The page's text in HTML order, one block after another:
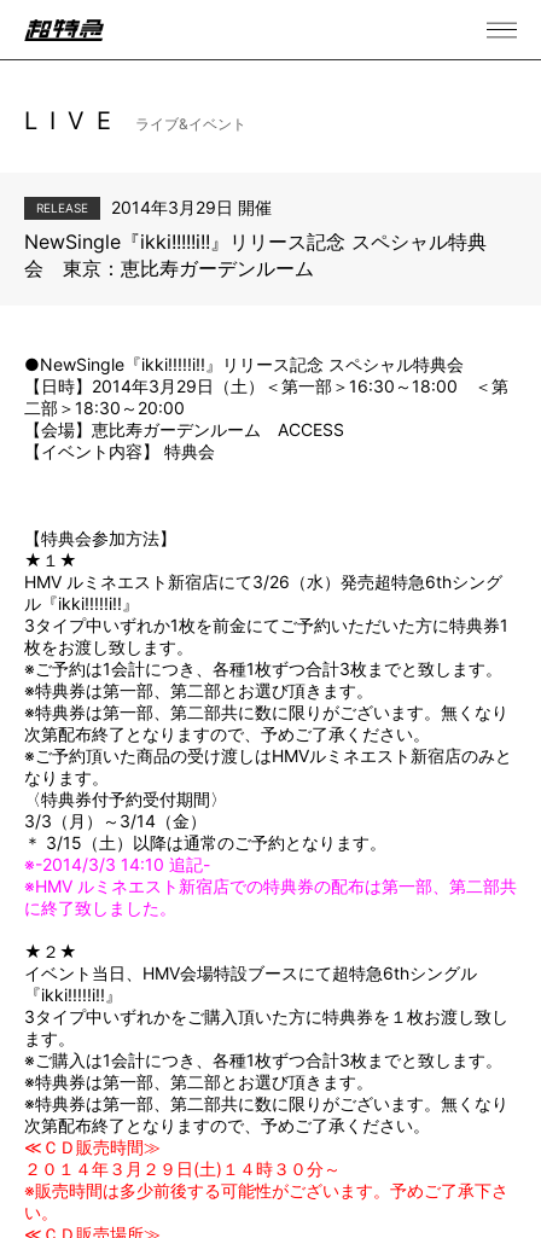
LIVE ライブ&イベント
RELEASE 2014年3月29日 開催
NewSingle『ikki!!!!!i!!』リリース記念 スペシャル特典
会 東京：恵比寿ガーデンルーム
●NewSingle『ikki!!!!!i!!』リリース記念 スペシャル特典会
【日時】2014年3月29日（土）＜第一部＞16:30～18:00 ＜第
二部＞18:30～20:00
【会場】恵比寿ガーデンルーム ACCESS
【イベント内容】 特典会
【特典会参加方法】
★１★
HMV ルミネエスト新宿店にて3/26（水）発売超特急6thシング
ル『ikki!!!!!i!!』
3タイプ中いずれか1枚を前金にてご予約いただいた方に特典券1
枚をお渡し致します。
※ご予約は1会計につき、各種1枚ずつ合計3枚までと致します。
※特典券は第一部、第二部とお選び頂きます。
※特典券は第一部、第二部共に数に限りがございます。無くなり
次第配布終了となりますので、予めご了承ください。
※ご予約頂いた商品の受け渡しはHMVルミネエスト新宿店のみと
なります。
〈特典券付予約受付期間〉
3/3（月）～3/14（金）
＊ 3/15（土）以降は通常のご予約となります。
※-2014/3/3 14:10 追記-
※HMV ルミネエスト新宿店での特典券の配布は第一部、第二部共
に終了致しました。
★２★
イベント当日、HMV会場特設ブースにて超特急6thシングル
『ikki!!!!!i!!』
3タイプ中いずれかをご購入頂いた方に特典券を１枚お渡し致し
ます。
※ご購入は1会計につき、各種1枚ずつ合計3枚までと致します。
※特典券は第一部、第二部とお選び頂きます。
※特典券は第一部、第二部共に数に限りがございます。無くなり
次第配布終了となりますので、予めご了承ください。
≪ＣＤ販売時間≫
２０１４年３月２９日(土)１４時３０分～
※販売時間は多少前後する可能性がございます。予めご了承下さ
い。
≪ＣＤ販売場所≫